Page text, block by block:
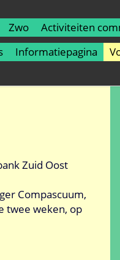
Zwo
Activiteiten
Informatiepagina
Zuid Oost
Compascuum,
twee weken, op